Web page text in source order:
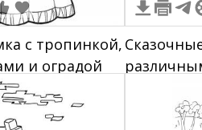
с тропинкой,
и оградой